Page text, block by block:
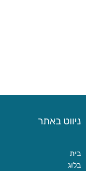
ניווט באתר
בית
בלוג